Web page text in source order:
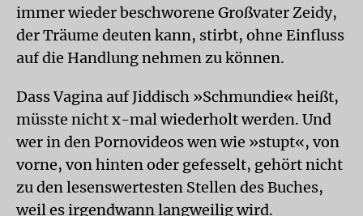
immer wieder beschworene Großvater Zeidy,
der Träume deuten kann, stirbt, ohne Einfluss
auf die Handlung nehmen zu können.
Dass Vagina auf Jiddisch »Schmundie« heißt,
müsste nicht x-mal wiederholt werden. Und
wer in den Pornovideos wen wie »stupt«, von
vorne, von hinten oder gefesselt, gehört nicht
zu den lesenswertesten Stellen des Buches,
weil es irgendwann langweilig wird.